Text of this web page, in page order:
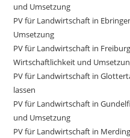
und Umsetzung
PV für Landwirtschaft in
Umsetzung
PV für Landwirtschaft in
Wirtschaftlichkeit und
PV für Landwirtschaft in
lassen
PV für Landwirtschaft in
und Umsetzung
PV für Landwirtschaft in